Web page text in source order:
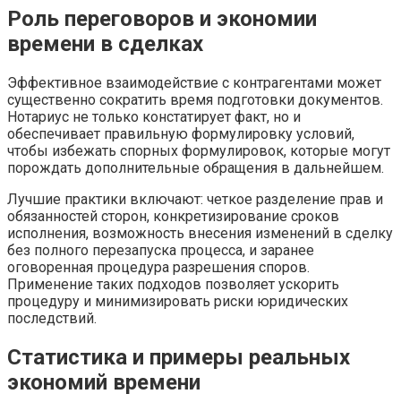
Роль переговоров и экономии
времени в сделках
Эффективное взаимодействие с контрагентами может
существенно сократить время подготовки документов.
Нотариус не только констатирует факт, но и
обеспечивает правильную формулировку условий,
чтобы избежать спорных формулировок, которые могут
порождать дополнительные обращения в дальнейшем.
Лучшие практики включают: четкое разделение прав и
обязанностей сторон, конкретизирование сроков
исполнения, возможность внесения изменений в сделку
без полного перезапуска процесса, и заранее
оговоренная процедура разрешения споров.
Применение таких подходов позволяет ускорить
процедуру и минимизировать риски юридических
последствий.
Статистика и примеры реальных
экономий времени